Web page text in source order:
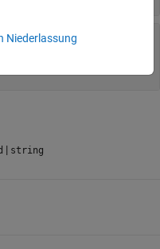
| string
Niederlassung